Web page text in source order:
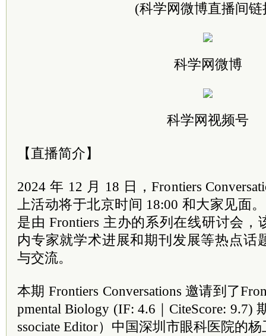
(科学网微博直播间链
科学网微博
科学网视频号
【直播简介】
2024 年 12 月 18 日，Frontiers
上活动将于北京时间 18:00 和大家见面。
是由 Frontiers 主办的系列在线研讨会，
内专家就学术进展和期刊发展等热点话
与交流。
本期 Frontiers Conversations 邀请到了
pmental Biology (IF: 4.6｜CiteScore: 9.7)
ssociate Editor）中国深圳市眼科医院的